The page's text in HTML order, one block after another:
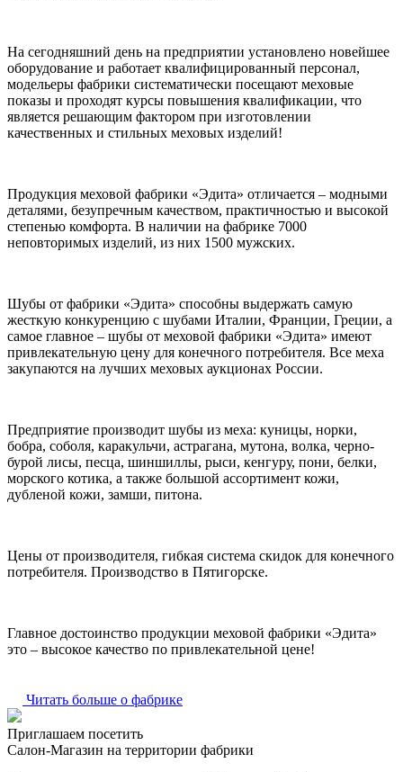
На сегодняшний день на предприятии установлено новейшее
оборудование и работает квалифицированный персонал,
модельеры фабрики систематически посещают меховые
показы и проходят курсы повышения квалификации, что
является решающим фактором при изготовлении
качественных и стильных меховых изделий!
Продукция меховой фабрики «Эдита» отличается – модными
деталями, безупречным качеством, практичностью и высокой
степенью комфорта. В наличии на фабрике 7000
неповторимых изделий, из них 1500 мужских.
Шубы от фабрики «Эдита» способны выдержать самую
жесткую конкуренцию с шубами Италии, Франции, Греции, а
самое главное – шубы от меховой фабрики «Эдита» имеют
привлекательную цену для конечного потребителя. Все меха
закупаются на лучших меховых аукционах России.
Предприятие производит шубы из меха: куницы, норки,
бобра, соболя, каракульчи, астрагана, мутона, волка, черно-
бурой лисы, песца, шиншиллы, рыси, кенгуру, пони, белки,
морского котика, а также большой ассортимент кожи,
дубленой кожи, замши, питона.
Цены от производителя, гибкая система скидок для конечного
потребителя. Производство в Пятигорске.
Главное достоинство продукции меховой фабрики «Эдита»
это – высокое качество по привлекательной цене!
Читать больше о фабрике
Приглашаем посетить
Салон-Магазин на территории фабрики